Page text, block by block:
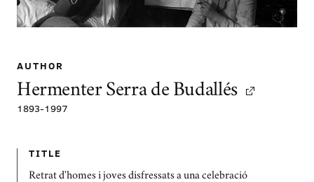
AUTHOR
Hermenter Serra de Budallés
1893-1997
TITLE
Retrat d'homes i joves disfressats a una celebració